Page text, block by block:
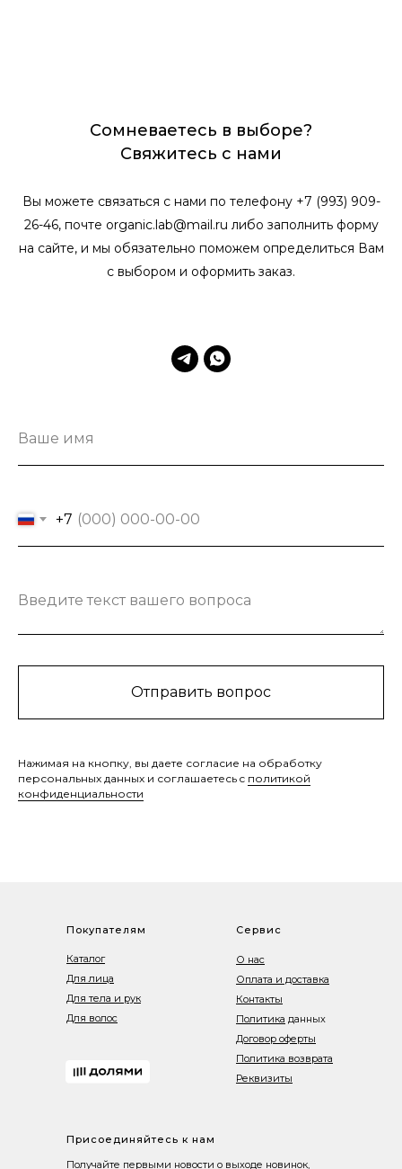
Сомневаетесь в выборе?
Свяжитесь с нами
Вы можете связаться с нами по телефону +7 (993) 909-
26-46, почте organic.lab@mail.ru либо заполнить форму
на сайте, и мы обязательно поможем определиться Вам
с выбором и оформить заказ.
Ваше имя
+7
Введите текст вашего вопроса
Отправить вопрос
Нажимая на кнопку, вы даете согласие на обработку
персональных данных и соглашаетесь c политикой
конфиденциальности
Покупателям
Каталог
Для лица
Для тела и рук
Для волос
Присоединяйтесь к нам
Получайте первыми новости о выходе новинок,
Сервис
О нас
Оплата и доставка
Контакты
Политика данных
Договор оферты
Политика возврата
Реквизиты